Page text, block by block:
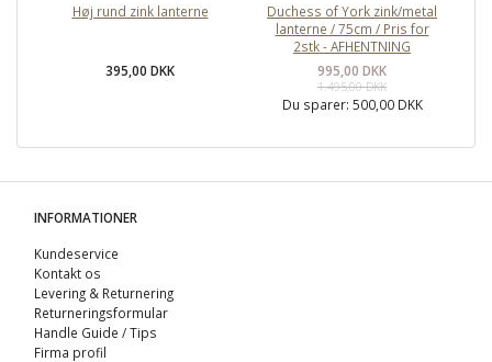
Høj rund zink lanterne
395,00 DKK
Duchess of York zink/metal
lanterne / 75cm / Pris for
2stk - AFHENTNING
995,00 DKK
1.495,00 DKK
Du sparer: 500,00 DKK
INFORMATIONER
Kundeservice
Kontakt os
Levering & Returnering
Returneringsformular
Handle Guide / Tips
Firma profil